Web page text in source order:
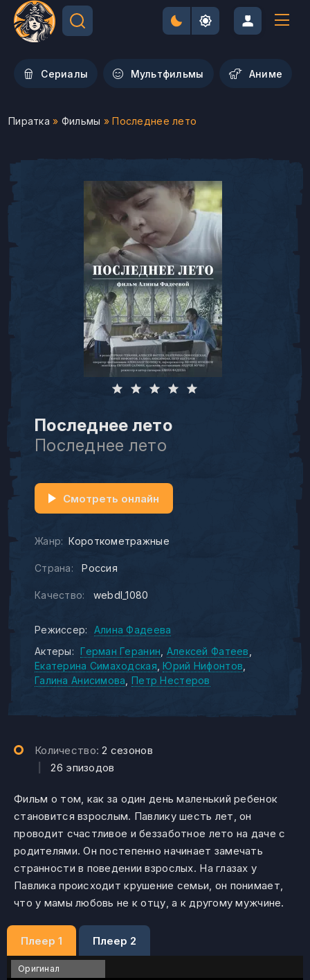
Сериалы Мультфильмы Aниме
Пиратка » Фильмы » Последнее лето
Последнее лето
Последнее лето
Жанр: Короткометражные
Страна: Россия
Качество: webdl_1080
Смотреть онлайн
Режиссер:
Алина Фадеева
Актеры:
Герман Геранин Алексей Фатеев
Екатерина Симаходская Юрий Нифонтов
Галина Анисимова Петр Нестеров
Количество:2 сезонов
|26 эпизодов
Фильм о том, как за один день маленький ребенок
становится взрослым. Павлику шесть лет, он
проводит счастливое и беззаботное лето на даче с
родителями. Он постепенно начинает замечать
странности в поведении взрослых. На глазах у
Павлика происходит крушение семьи, он понимает,
что у мамы любовь не к отцу, а к другому мужчине.
Плеер 1 Плеер 2
Оригинал